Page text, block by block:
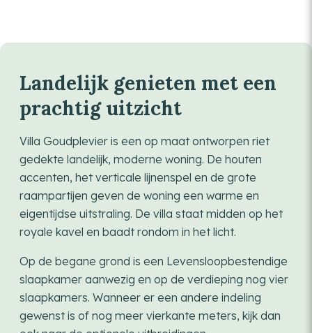
Landelijk genieten met een
prachtig uitzicht
Villa Goudplevier is een op maat ontworpen riet
gedekte landelijk, moderne woning. De houten
accenten, het verticale lijnenspel en de grote
raampartijen geven de woning een warme en
eigentijdse uitstraling. De villa staat midden op het
royale kavel en baadt rondom in het licht.
Op de begane grond is een Levensloopbestendige
slaapkamer aanwezig en op de verdieping nog vier
slaapkamers. Wanneer er een andere indeling
gewenst is of nog meer vierkante meters, kijk dan